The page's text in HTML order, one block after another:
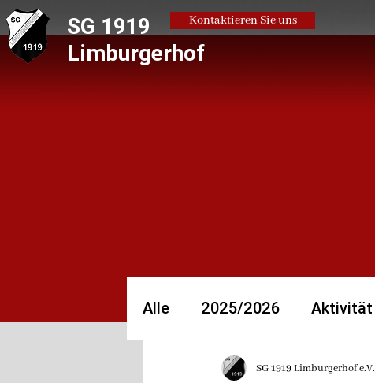
SG 1919
Limburgerhof
Kontaktieren Sie uns
Alle 2025/2026 Aktivität
2024/2025 Rückblende
SG 1919 Limburgerhof e.V.